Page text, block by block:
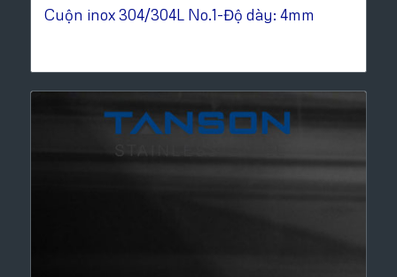
Cuộn inox 304/304L No.1-Độ dày: 4mm